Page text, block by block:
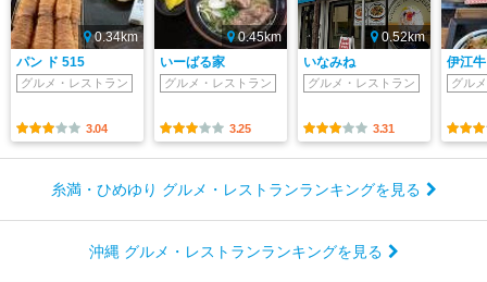
0.34km
パン ド 515
グルメ・レストラン
3.04
0.45km
いーばる家
グルメ・レストラン
3.25
0.52km
いなみね
グルメ・レストラン
3.31
伊江
グル
糸満・ひめゆり グルメ・レストランランキングを見る
沖縄 グルメ・レストランランキングを見る